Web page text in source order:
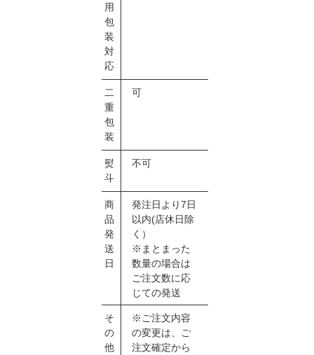
用
包
装
対
応
二
重
包
装
可
熨
斗
不可
商
品
発
送
日
発注日より7日
以内(店休日除
く）
※まとまった
数量の場合は
ご注文数に応
じての発送
そ
の
他
※ご注文内容
の変更は、ご
注文確定から